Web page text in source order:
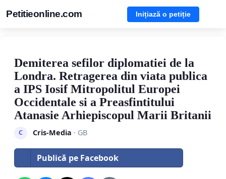
Petitieonline.com Inițiază o petiție
Demiterea sefilor diplomatiei de la
Londra. Retragerea din viata publica
a IPS Iosif Mitropolitul Europei
Occidentale si a Preasfintitului
Atanasie Arhiepiscopul Marii Britanii
C Cris-Media · GB
Publică pe Facebook